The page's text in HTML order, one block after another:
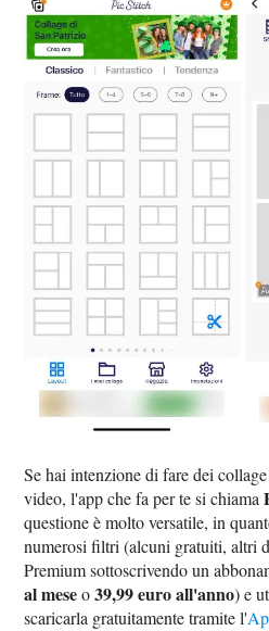
Se hai intenzione di fare dei
video, l'app che fa per te si chiama
questione è molto versatile, in
numerosi filtri (alcuni gratuiti, altri
Premium sottoscrivendo un
al meseo39,99 euro all'anno) e
scaricarla gratuitamente tramite l'